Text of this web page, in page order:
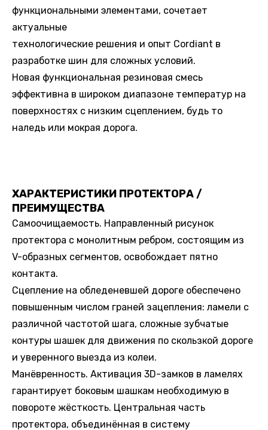
функциональными элементами, сочетает
актуальные
технологические решения и опыт Cordiant в
разработке шин для сложных условий.
Новая функциональная резиновая смесь
эффективна в широком диапазоне температур на
поверхностях с низким сцеплением, будь то
наледь или мокрая дорога.
ХАРАКТЕРИСТИКИ ПРОТЕКТОРА /
ПРЕИМУЩЕСТВА
Самоочищаемость. Направленный рисунок
протектора с монолитным ребром, состоящим из
V-образных сегментов, освобождает пятно
контакта.
Сцепление на обледеневшей дороге обеспечено
повышенным числом граней зацепления: ламели с
различной частотой шага, сложные зубчатые
контуры шашек для движения по скользкой дороге
и уверенного выезда из колеи.
Манёвренность. Активация 3D-замков в ламелях
гарантирует боковым шашкам необходимую в
повороте жёсткость. Центральная часть
протектора, объединённая в систему